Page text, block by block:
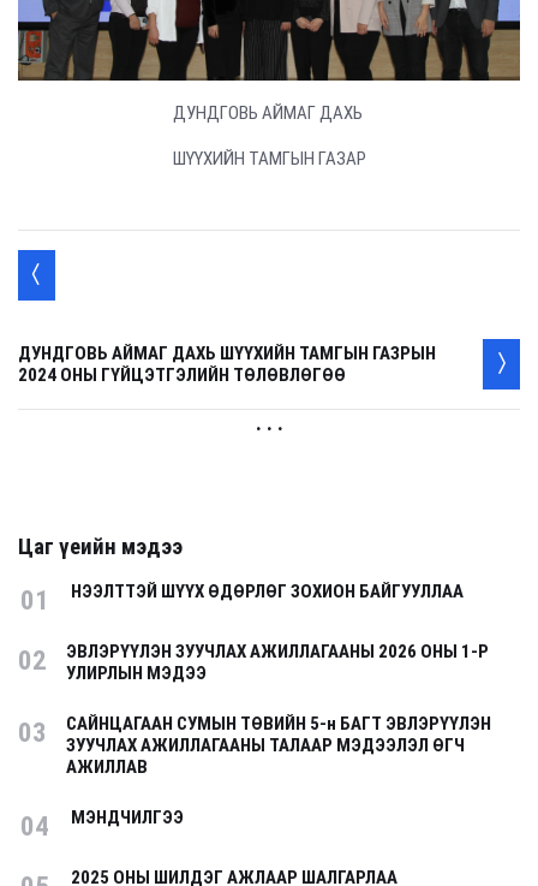
ДУНДГОВЬ АЙМАГ ДАХЬ
ШҮҮХИЙН ТАМГЫН ГАЗАР
ДУНДГОВЬ АЙМАГ ДАХЬ ШҮҮХИЙН ТАМГЫН ГАЗРЫН
2024 ОНЫ ГҮЙЦЭТГЭЛИЙН ТӨЛӨВЛӨГӨӨ
. . .
Цаг үеийн мэдээ
01 НЭЭЛТТЭЙ ШҮҮХ ӨДӨРЛӨГ ЗОХИОН БАЙГУУЛЛАА
02
ЭВЛЭРҮҮЛЭН ЗУУЧЛАХ АЖИЛЛАГААНЫ 2026 ОНЫ 1-Р
УЛИРЛЫН МЭДЭЭ
03
САЙНЦАГААН СУМЫН ТӨВИЙН 5-н БАГТ ЭВЛЭРҮҮЛЭН
ЗУУЧЛАХ АЖИЛЛАГААНЫ ТАЛААР МЭДЭЭЛЭЛ ӨГЧ
АЖИЛЛАВ
04 МЭНДЧИЛГЭЭ
2025 ОНЫ ШИЛДЭГ АЖЛААР ШАЛГАРЛАА